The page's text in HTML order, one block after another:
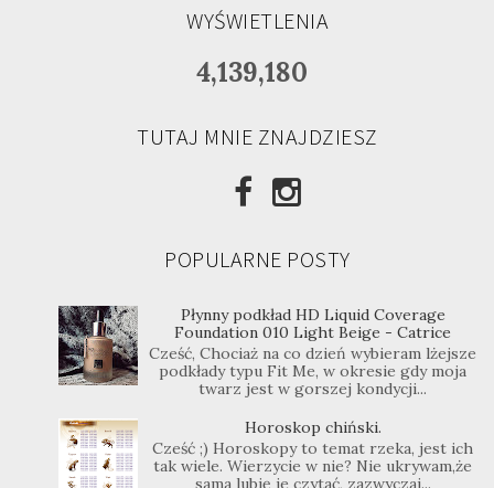
WYŚWIETLENIA
4,139,180
TUTAJ MNIE ZNAJDZIESZ
POPULARNE POSTY
Płynny podkład HD Liquid Coverage
Foundation 010 Light Beige - Catrice
Cześć, Chociaż na co dzień wybieram lżejsze
podkłady typu Fit Me, w okresie gdy moja
twarz jest w gorszej kondycji...
Horoskop chiński.
Cześć ;) Horoskopy to temat rzeka, jest ich
tak wiele. Wierzycie w nie? Nie ukrywam,że
sama lubię je czytać, zazwyczaj...